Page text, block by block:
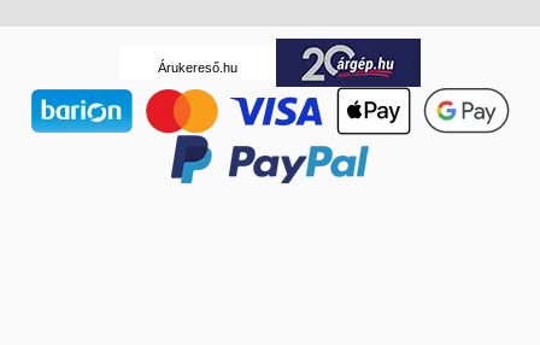
Árukereső.hu